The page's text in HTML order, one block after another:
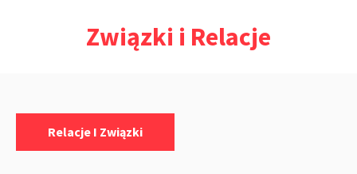
Związki i Relacje
Relacje I Związki